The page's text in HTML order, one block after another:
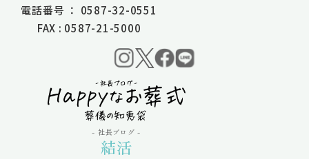
電話番号 ： 0587-32-0551
FAX : 0587-21-5000
- 社長ブログ -
結活